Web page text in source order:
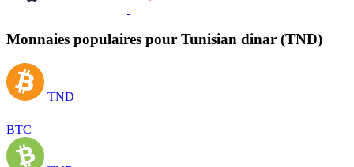
Monnaies populaires pour Tunisian dinar (TND)
TND
BTC